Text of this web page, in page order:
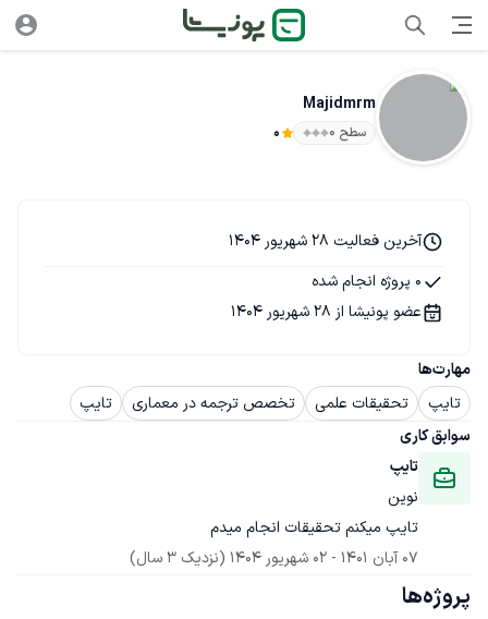
Majidmrm
سطح ۰ 0
مهارت‌ها
تایپ
تحقیقات علمی تخصص ترجمه در معماری
تایپ
سوابق کاری
تایپ
نوین
تايپ میکنم تحقیقات انجام میدم
07 آبان 1401
- 02 شهریور 1404 (نزدیک 3 سال)
آخرین فعالیت 28 شهریور 1404
0 پروژه انجام شده
عضو پونیشا از 28 شهریور 1404
پروژه‌ها